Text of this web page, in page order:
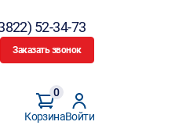
52-34-73
Заказать звонок
Корзина
0
Войти